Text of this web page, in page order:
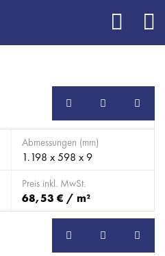
Abmessungen (mm)
1.198 x 598 x 9
Preis inkl. MwSt.
68,53 € / m²